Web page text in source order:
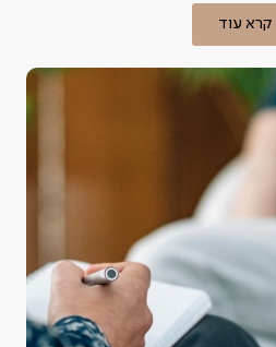
קרא עוד